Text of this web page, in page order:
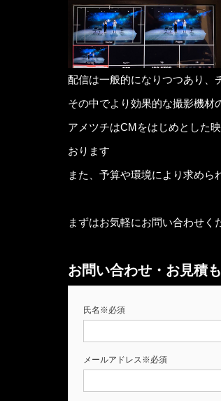
配信は一般的になりつつあり、
その中でより効果的な撮影機材
アメツチはCMをはじめとした
おります
また、予算や環境により求め
まずはお気軽にお問い合わせく
お問い合わせ・お見積
氏名※必須
メールアドレス※必須